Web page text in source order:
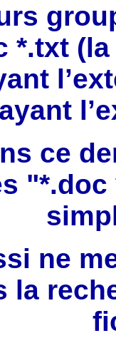
*.txt
ayant
ce
ne
la